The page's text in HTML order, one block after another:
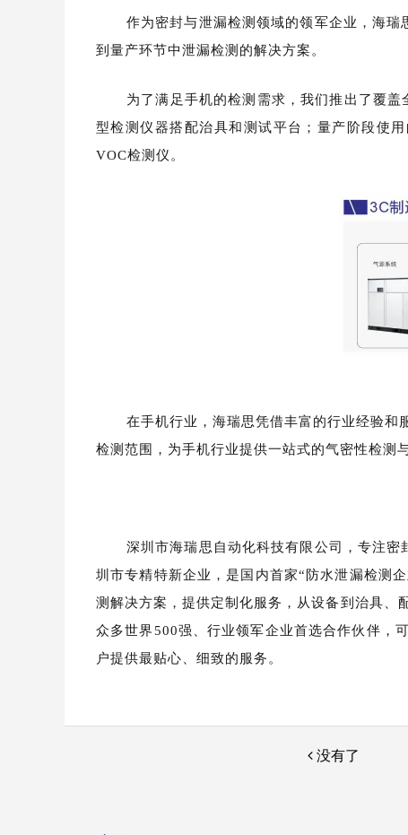
作为密封与泄漏检测领域的领军企业，海
到量产环节中泄漏检测的解决方案。
为了满足手机的检测需求，我们推出了覆
型检测仪器搭配治具和测试平台；量产阶段使
VOC检测仪。
在手机行业，海瑞思凭借丰富的行业经验和
检测范围，为手机行业提供一站式的气密性检测
深圳市海瑞思自动化科技有限公司，专注
圳市专精特新企业，是国内首家“防水泄漏检测
测解决方案，提供定制化服务，从设备到治具、
众多世界500强、行业领军企业首选合作伙伴，
户提供最贴心、细致的服务。
没有了